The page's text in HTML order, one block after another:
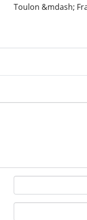
Toulon &mdash;